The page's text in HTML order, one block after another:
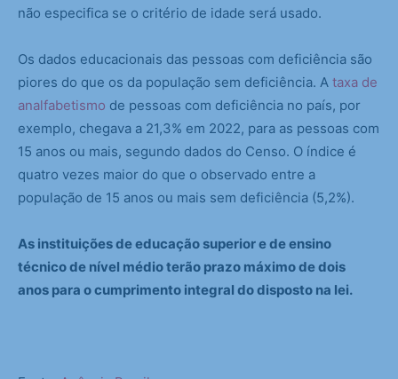
não especifica se o critério de idade será usado.
Os dados educacionais das pessoas com deficiência são
piores do que os da população sem deficiência. A taxa de
analfabetismo de pessoas com deficiência no país, por
exemplo, chegava a 21,3% em 2022, para as pessoas com
15 anos ou mais, segundo dados do Censo. O índice é
quatro vezes maior do que o observado entre a
população de 15 anos ou mais sem deficiência (5,2%).
As instituições de educação superior e de ensino
técnico de nível médio terão prazo máximo de dois
anos para o cumprimento integral do disposto na lei.